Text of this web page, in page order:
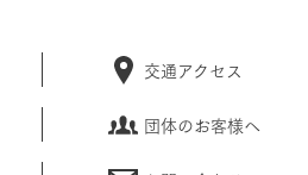
交通アクセス
団体のお客様へ